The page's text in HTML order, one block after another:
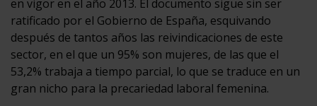
en vigor en el año 2013. El documento sigue sin ser
ratificado por el Gobierno de España, esquivando
después de tantos años las reivindicaciones de este
sector, en el que un 95% son mujeres, de las que el
53,2% trabaja a tiempo parcial, lo que se traduce en un
gran nicho para la precariedad laboral femenina.